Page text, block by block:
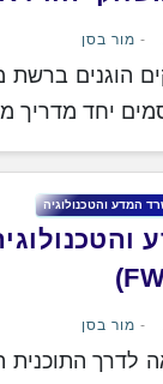
מור בסן
הוגנים ברשת
יחד מדריך
המדע והטכנולוגיה
מור בסן
לדרך התוכנית